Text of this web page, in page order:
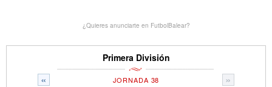
¿Quieres anunciarte en FutbolBalear?
Primera División
« »
JORNADA 38